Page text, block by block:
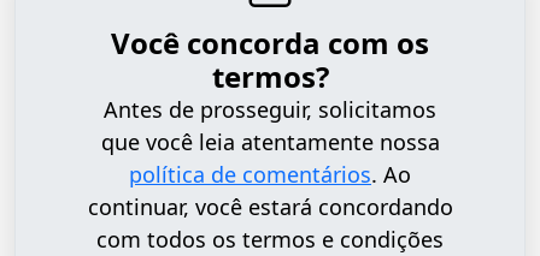
Você concorda com os
termos?
Antes de prosseguir, solicitamos
que você leia atentamente nossa
política de comentários. Ao
continuar, você estará concordando
com todos os termos e condições